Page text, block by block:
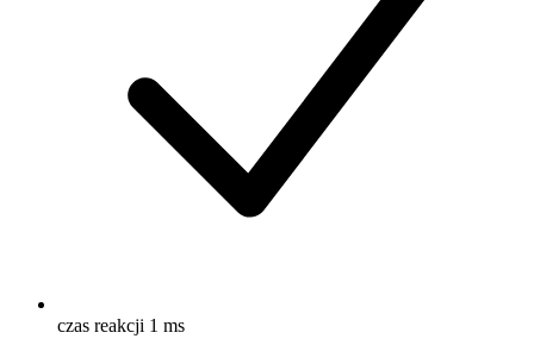
czas reakcji 1 ms